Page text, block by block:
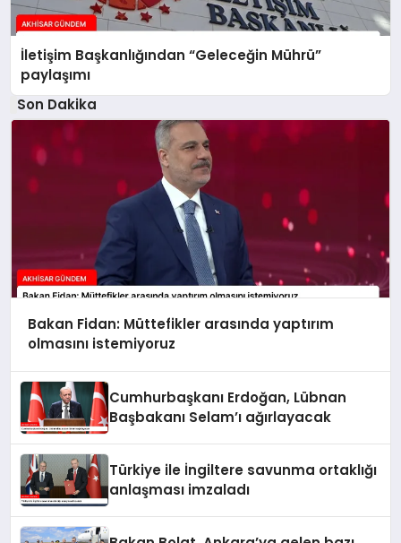
İletişim Başkanlığından “Geleceğin Mührü”
paylaşımı
Son Dakika
Bakan Fidan: Müttefikler arasında yaptırım
olmasını istemiyoruz
Cumhurbaşkanı Erdoğan, Lübnan
Başbakanı Selam’ı ağırlayacak
Türkiye ile İngiltere savunma ortaklığı
anlaşması imzaladı